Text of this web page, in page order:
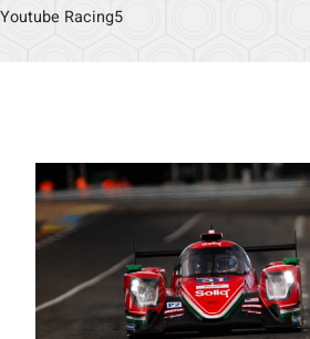
Youtube Racing5